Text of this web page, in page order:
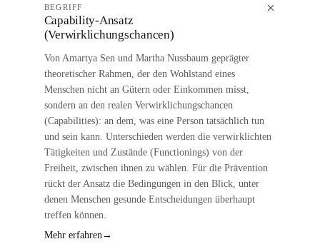
BEGRIFF
Capability-Ansatz
(Verwirklichungschancen)
Von Amartya Sen und Martha Nussbaum geprägter
theoretischer Rahmen, der den Wohlstand eines
Menschen nicht an Gütern oder Einkommen misst,
sondern an den realen Verwirklichungschancen
(Capabilities): an dem, was eine Person tatsächlich tun
und sein kann. Unterschieden werden die verwirklichten
Tätigkeiten und Zustände (Functionings) von der
Freiheit, zwischen ihnen zu wählen. Für die Prävention
rückt der Ansatz die Bedingungen in den Blick, unter
denen Menschen gesunde Entscheidungen überhaupt
treffen können.
Mehr erfahren→